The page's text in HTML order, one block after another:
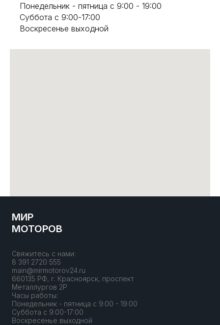
Понедельник - пятница с 9:00 - 19:00
Суббота с 9:00-17:00
Воскресенье выходной
МИР
МОТОРОВ
Свяжитесь с нами:
8 391 2720 555
main@mirmotorov24.ru
660135 РФ, г. Красноярск, проспект
Металлургов 2Р
Часы работы:
Понедельник - пятница с 9:00 - 19:00
Суббота с 9:00-17:00
Воскресенье выходной